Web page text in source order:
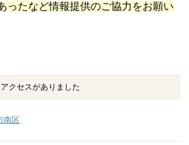
ったなど情報提供のご協力をお願い
クセスがありました
南区